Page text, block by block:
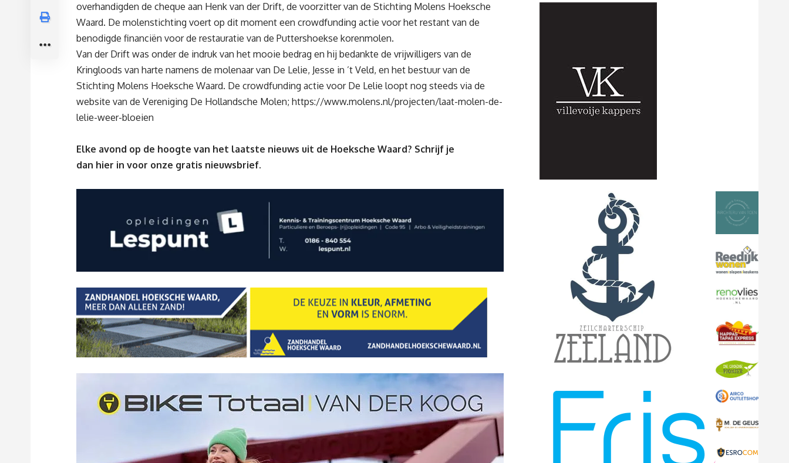
overhandigden de cheque aan Henk van der Drift, de voorzitter van de Stichting Molens Hoeksche
Waard. De molenstichting voert op dit moment een crowdfunding actie voor het restant van de
benodigde financiën voor de restauratie van de Puttershoekse korenmolen.
Van der Drift was onder de indruk van het mooie bedrag en hij bedankte de vrijwilligers van de
Kringloods van harte namens de molenaar van De Lelie, Jesse in ’t Veld, en het bestuur van de
Stichting Molens Hoeksche Waard. De crowdfunding actie voor De Lelie loopt nog steeds via de
website van de Vereniging De Hollandsche Molen; https://www.molens.nl/projecten/laat-molen-de-
lelie-weer-bloeien
Elke avond op de hoogte van het laatste nieuws uit de Hoeksche Waard? Schrijf je
dan hier in voor onze gratis nieuwsbrief.